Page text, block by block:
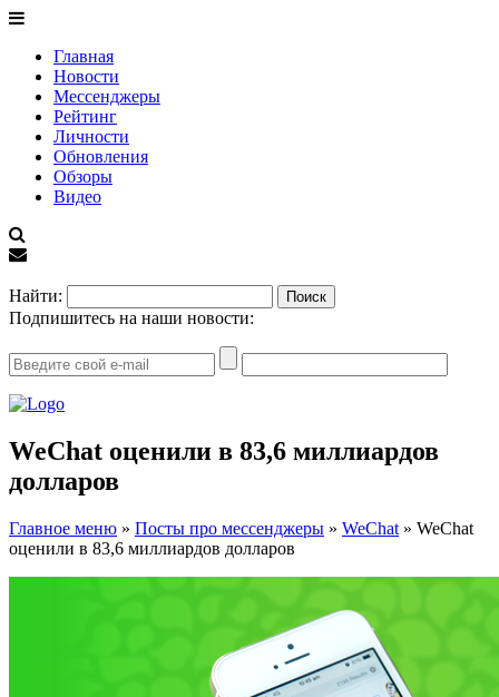
Главная
Новости
Мессенджеры
Рейтинг
Личности
Обновления
Обзоры
Видео
Найти:
Подпишитесь на наши новости:
WeChat оценили в 83,6 миллиардов
долларов
Главное меню » Посты про мессенджеры » WeChat » WeChat
оценили в 83,6 миллиардов долларов